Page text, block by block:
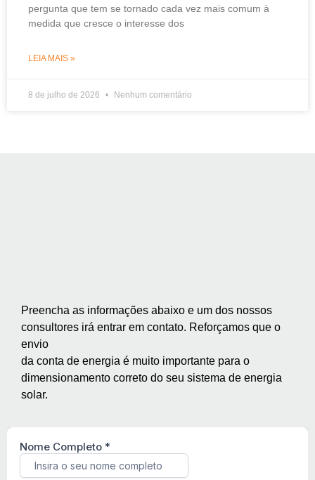
pergunta que tem se tornado cada vez mais comum à
medida que cresce o interesse dos
LEIA MAIS »
8 de julho de 2026 Nenhum comentário
Preencha as informações abaixo e um dos nossos
consultores irá entrar em contato. Reforçamos que o
envio
da conta de energia é muito importante para o
dimensionamento correto do seu sistema de energia
solar.